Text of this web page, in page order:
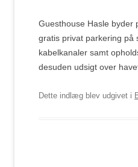
Guesthouse Hasle byder
gratis privat parkering
kabelkanaler samt
desuden udsigt over
Dette indlæg blev udgivet i